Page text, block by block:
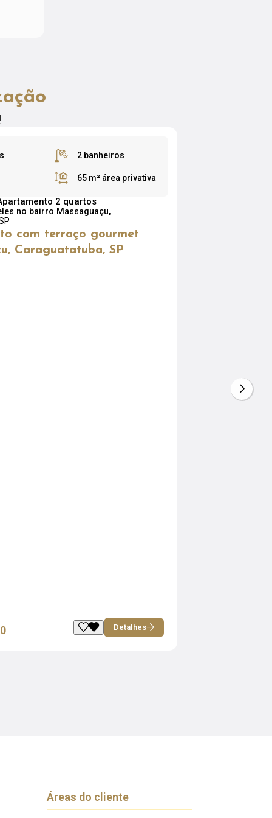
2 banheiros
65 m² área privativa
2 quartos
no bairro Massaguaçu,
com terraço gourmet
Caraguatatuba, SP
Detalhes
Áreas do cliente